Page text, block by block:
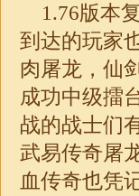
1.76版本
到达的玩家
肉屠龙，仙
成功中级擂
战的战士们
武易传奇屠
血传奇也凭